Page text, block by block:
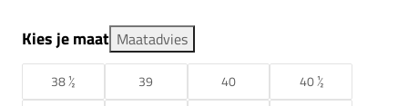
Kies je maat Maatadvies
38 ½ 39 40
40 ½